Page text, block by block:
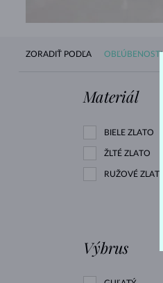
ZORADIŤ PODĽA OBĽÚBENOSTI
Materiál
BIELE ZLATO
ŽLTÉ ZLATO
RUŽOVÉ ZLATO
Výbrus